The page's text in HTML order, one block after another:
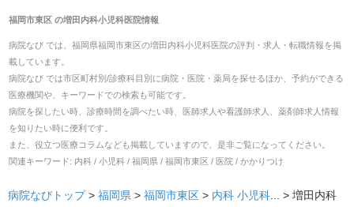
福岡市東区の増田内科小児科医院情報
病院なび では、 福岡県福岡市東区の増田内科小児科医院の評判・求人・転職情報を掲
載しています。
病院なび では市区町村別/診療科目別に病院・医院・薬局を探せるほか、予約ができる
医療機関や、キーワードでの検索も可能です。
病院を探したい時、診療時間を調べたい時、医師求人や看護師求人、薬剤師求人情報
を知りたい時に便利です。
また、役立つ医療コラムなども掲載していますので、是非ご覧になってください。
関連キーワード: 内科 / 小児科 / 福岡県 / 福岡市東区 / 医院 / かかりつけ
病院なびトップ> 福岡県 > 福岡市東区 > 内科 小児科 ... > 増田内科